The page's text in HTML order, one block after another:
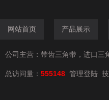
网站首页 产品展示
公司主营：带齿三角带，进口三
总访问量： 555148 管理登陆